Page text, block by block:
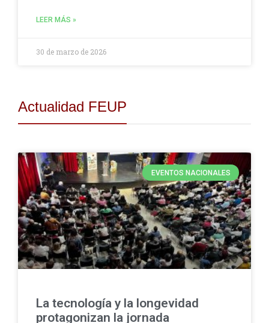
LEER MÁS »
30 de marzo de 2026
Actualidad FEUP
EVENTOS NACIONALES
La tecnología y la longevidad
protagonizan la jornada